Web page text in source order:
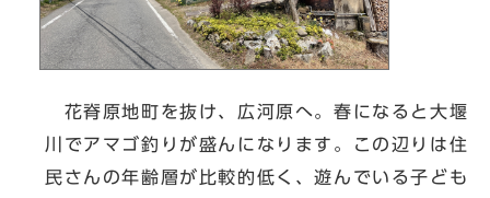
花脊原地町を抜け、広河原へ。春になると大堰
川でアマゴ釣りが盛んになります。この辺りは住
民さんの年齢層が比較的低く、遊んでいる子ども